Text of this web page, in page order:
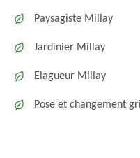
Paysagiste Millay
Jardinier Millay
Elagueur Millay
Pose et changement